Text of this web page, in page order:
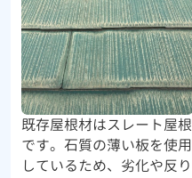
既存屋根材はスレート屋根
です。石質の薄い板を使用
しているため、劣化や反り